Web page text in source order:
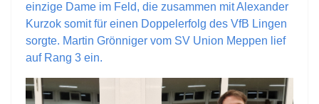
einzige Dame im Feld, die zusammen mit Alexander
Kurzok somit für einen Doppelerfolg des VfB Lingen
sorgte. Martin Grönniger vom SV Union Meppen lief
auf Rang 3 ein.